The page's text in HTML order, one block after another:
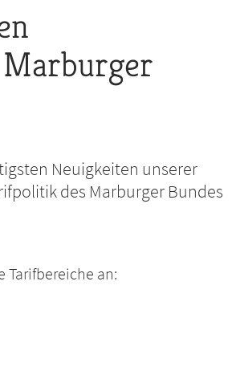
Neuigkeiten unserer
des Marburger Bundes
Tarifbereiche an: